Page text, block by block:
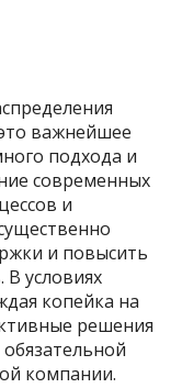
важнейшее
подхода и
современных
и
и повысить
В условиях
копейка на
решения
компании.